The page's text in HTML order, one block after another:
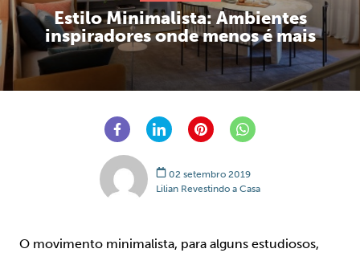
Estilo Minimalista: Ambientes
inspiradores onde menos é mais
02 setembro 2019
Lilian Revestindo a Casa
O movimento minimalista, para alguns estudiosos,